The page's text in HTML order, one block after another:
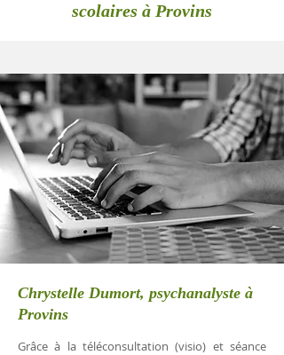
scolaires à Provins
Chrystelle Dumort, psychanalyste à
Provins
Grâce à la téléconsultation (visio) et séance